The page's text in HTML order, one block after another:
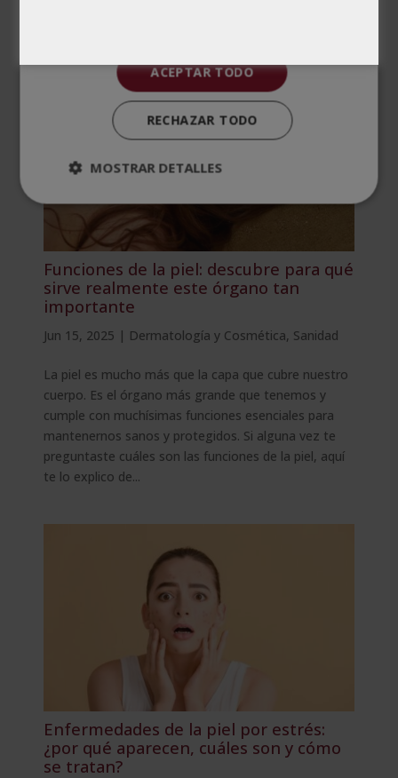
Funciones de la piel: descubre para qué
sirve realmente este órgano tan
importante
Jun 15, 2025 | Dermatología y Cosmética, Sanidad
La piel es mucho más que la capa que cubre nuestro
cuerpo. Es el órgano más grande que tenemos y
cumple con muchísimas funciones esenciales para
mantenernos sanos y protegidos. Si alguna vez te
preguntaste cuáles son las funciones de la piel, aquí
te lo explico de...
Enfermedades de la piel por estrés:
¿por qué aparecen, cuáles son y cómo
se tratan?
ACEPTAR TODO
RECHAZAR TODO
MOSTRAR DETALLES